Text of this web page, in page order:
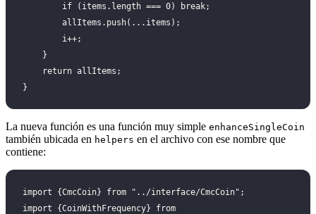
        if (items.length === 0) break;
        allItems.push(...items);
        i++;
    }
    return allItems;
}
La nueva función es una función muy simple enhanceSingleCoin
también ubicada en helpers en el archivo con ese nombre que
contiene:
import {CmcCoin} from "../interface/CmcCoin";
import {CoinWithFrequency} from